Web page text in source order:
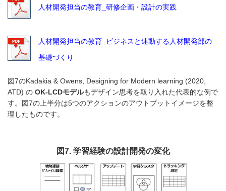
人材開発担当の教育_研修企画・設計の実践
人材開発担当の教育_ビジネスと連動する人材開発部の
基礎づくり
図7のKadakia & Owens, Designing for Modern learning (2020,
ATD) の OK-LCDモデルもデザイン思考を取り入れた代表的な例で
す。図7の上半分は5つのアクションのアウトプットイメージを整
理したものです。
図7. 学習経験の設計開発の変化